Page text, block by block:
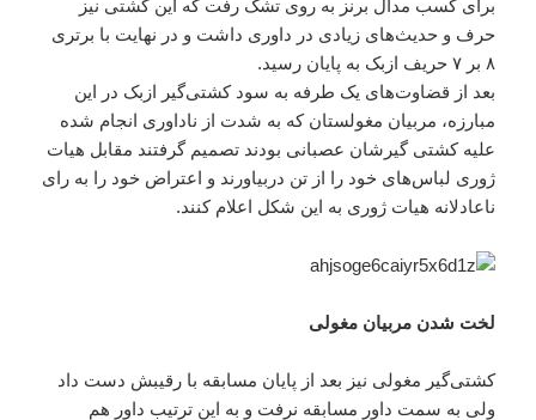
برای کسب مدال برنز به روی تشک رفت که این کشتی نیز
حرف و حدیث‌های زیادی در داوری داشت و در نهایت با برتری
۸ بر ۷ حریف ازبک به پایان رسید.
بعد از قضاوت‌های یک طرفه به سود کشتی‌گیر ازبک در این
مبارزه، مربیان مغولستان که به شدت از ناداوری انجام شده
علیه کشتی گیرشان عصبانی بودند تصمیم گرفتند مقابل هیات
ژوری لباس‌های خود را از تن دربیاورند و اعتراض خود را به رای‌
ناعادلانه هیات ژوری به این شکل اعلام کنند.
لخت شدن مربیان مغولی
کشتی‌گیر مغولی نیز بعد از پایان مسابقه با رقیبش دست داد
ولی به سمت داور مسابقه نرفت و به این ترتیب داور هم